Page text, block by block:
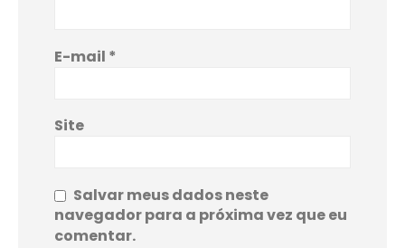
E-mail *
Site
Salvar meus dados neste
navegador para a próxima vez que eu
comentar.